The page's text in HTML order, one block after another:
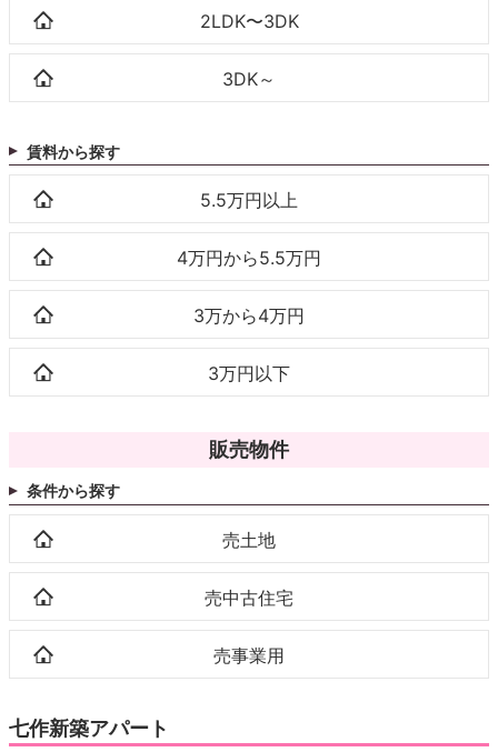
2LDK〜3DK
3DK～
賃料から探す
5.5万円以上
4万円から5.5万円
3万から4万円
3万円以下
販売物件
条件から探す
売土地
売中古住宅
売事業用
七作新築アパート